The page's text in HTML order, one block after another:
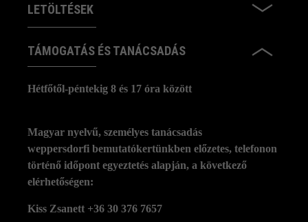
LETÖLTÉSEK
TÁMOGATÁS ÉS TANÁCSADÁS
Hétfőtől-péntekig 8 és 17 óra között
Magyar nyelvű, személyes tanácsadás
weppersdorfi bemutatókertünkben előzetes, telefonon
történő időpont egyeztetés alapján, a következő
elérhetőségen:
Kiss Zsanett +36 30 376 7657